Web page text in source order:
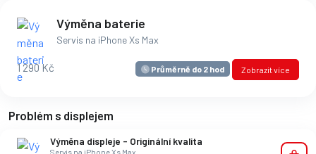
Výměna baterie
Servis na iPhone Xs Max
1 290 Kč Průměrně do 2 hod Zobrazit více
Problém s displejem
Výměna displeje - Originální kvalita